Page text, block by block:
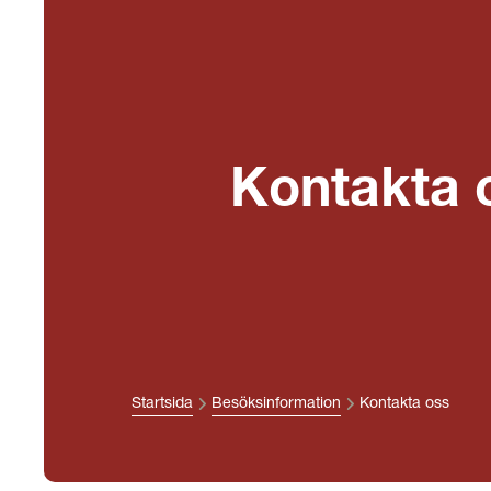
Kontakta
Startsida Besöksinformation Kontakta oss